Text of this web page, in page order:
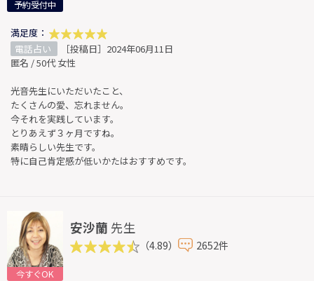
予約受付中
満足度：
電話占い
［投稿日］2024年06月11日
匿名 / 50代 女性
光音先生にいただいたこと、
たくさんの愛、忘れません。
今それを実践しています。
とりあえず３ヶ月ですね。
素晴らしい先生です。
特に自己肯定感が低いかたはおすすめです。
今すぐOK
安沙蘭 先生
（4.89） 2652件